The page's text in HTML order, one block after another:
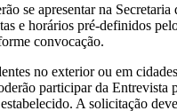
se apresentar na
e horários pré-definidos
convocação.
no exterior ou em
participar da Entrevista
A solicitação